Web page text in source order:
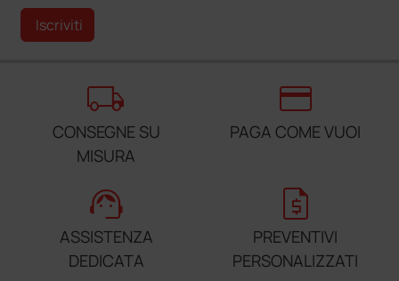
Iscriviti
local_shipping
CONSEGNE SU
MISURA
credit_card
PAGA COME VUOI
support_agent
ASSISTENZA
DEDICATA
request_quote
PREVENTIVI
PERSONALIZZATI